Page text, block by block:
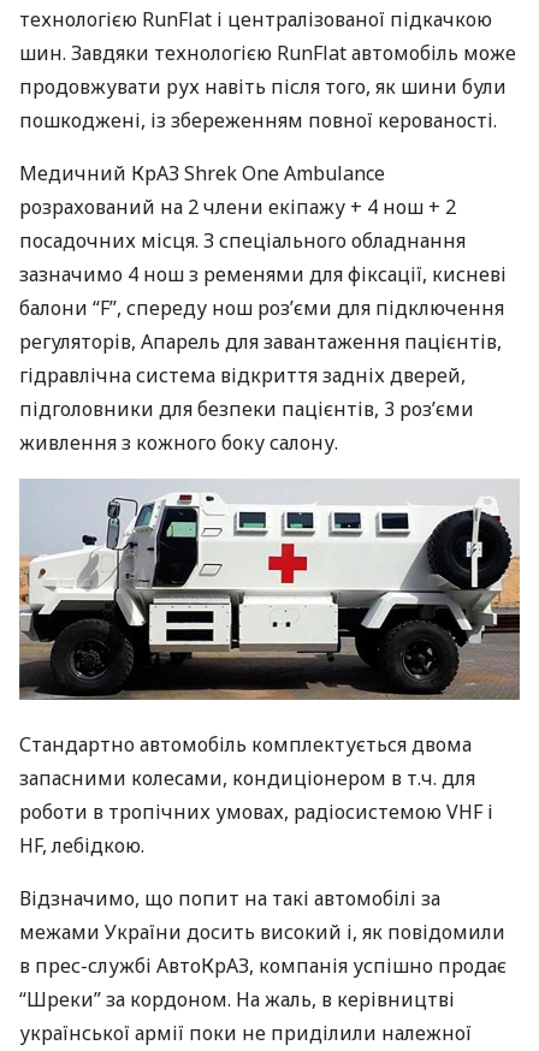
технологією RunFlat і централізованої підкачкою
шин. Завдяки технологією RunFlat автомобіль може
продовжувати рух навіть після того, як шини були
пошкоджені, із збереженням повної керованості.
Медичний КрАЗ Shrek One Ambulance
розрахований на 2 члени екіпажу + 4 нош + 2
посадочних місця. З спеціального обладнання
зазначимо 4 нош з ременями для фіксації, кисневі
балони “F”, спереду нош роз’єми для підключення
регуляторів, Апарель для завантаження пацієнтів,
гідравлічна система відкриття задніх дверей,
підголовники для безпеки пацієнтів, 3 роз’єми
живлення з кожного боку салону.
Стандартно автомобіль комплектується двома
запасними колесами, кондиціонером в т.ч. для
роботи в тропічних умовах, радіосистемоюVHF і
HF, лебідкою.
Відзначимо, що попит на такі автомобілі за
межами України досить високий і, як повідомили
в прес-службі АвтоКрАЗ, компанія успішно продає
“Шреки” за кордоном. На жаль, в керівництві
української армії поки не приділили належної